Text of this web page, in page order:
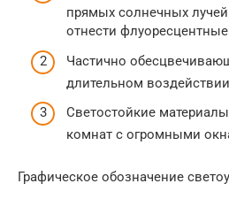
прямых солнечных
отнести
Частично
длительном
Светостойкие
комнат с огромными
Графическое обозначение